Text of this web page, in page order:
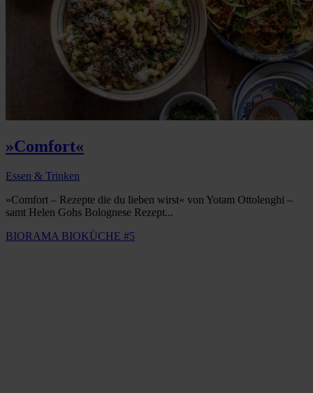
»Comfort«
Essen & Trinken
»Comfort – Rezepte die du lieben wirst« von Yotam Ottolenghi –
samt Helen Gohs Bolognese Rezept...
BIORAMA BIOKÜCHE #5